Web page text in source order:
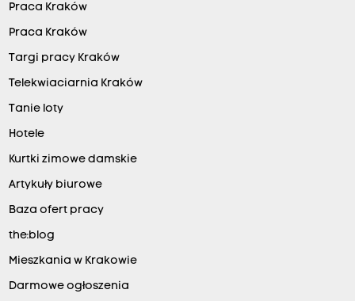
Praca Kraków
Praca Kraków
Targi pracy Kraków
Telekwiaciarnia Kraków
Tanie loty
Hotele
Kurtki zimowe damskie
Artykuły biurowe
Baza ofert pracy
the:blog
Mieszkania w Krakowie
Darmowe ogłoszenia